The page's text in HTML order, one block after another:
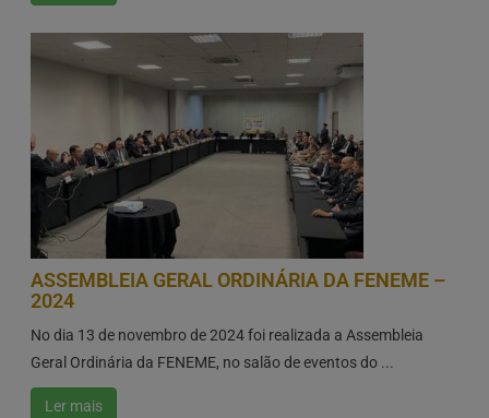
ASSEMBLEIA GERAL ORDINÁRIA DA FENEME –
2024
No dia 13 de novembro de 2024 foi realizada a Assembleia
Geral Ordinária da FENEME, no salão de eventos do ...
Ler mais